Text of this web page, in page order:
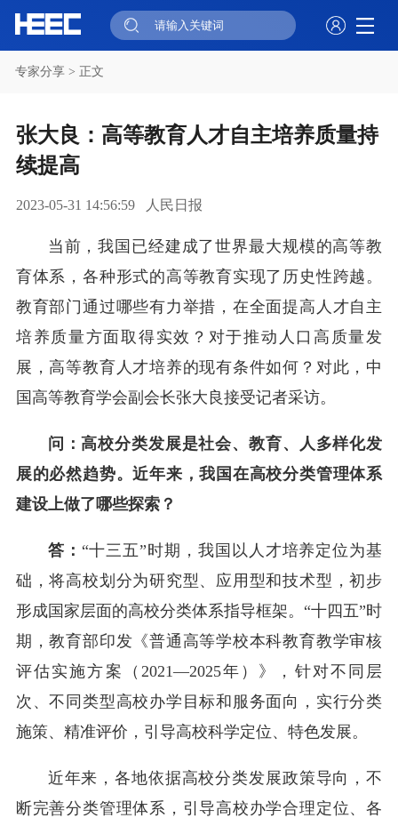
专家分享> 正文
张大良：高等教育人才自主培养质量持
续提高
2023-05-31 14:56:59 人民日报
当前，我国已经建成了世界最大规模的高等教
育体系，各种形式的高等教育实现了历史性跨越。
教育部门通过哪些有力举措，在全面提高人才自主
培养质量方面取得实效？对于推动人口高质量发
展，高等教育人才培养的现有条件如何？对此，中
国高等教育学会副会长张大良接受记者采访。
问：高校分类发展是社会、教育、人多样化发
展的必然趋势。近年来，我国在高校分类管理体系
建设上做了哪些探索？
答： “十三五”时期，我国以人才培养定位为基
础，将高校划分为研究型、应用型和技术型，初步
形成国家层面的高校分类体系指导框架。“十四五”时
期，教育部印发《普通高等学校本科教育教学审核
评估实施方案（2021—2025年）》，针对不同层
次、不同类型高校办学目标和服务面向，实行分类
施策、精准评价，引导高校科学定位、特色发展。
近年来，各地依据高校分类发展政策导向，不
断完善分类管理体系，引导高校办学合理定位、各